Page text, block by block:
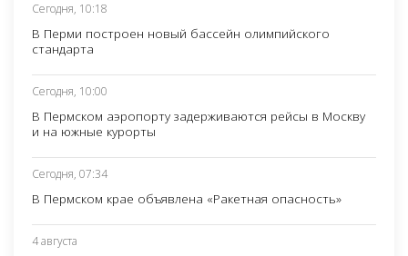
Сегодня, 10:18
В Перми построен новый бассейн олимпийского
стандарта
Сегодня, 10:00
В Пермском аэропорту задерживаются рейсы в Москву
и на южные курорты
Сегодня, 07:34
В Пермском крае объявлена «Ракетная опасность»
4 августа